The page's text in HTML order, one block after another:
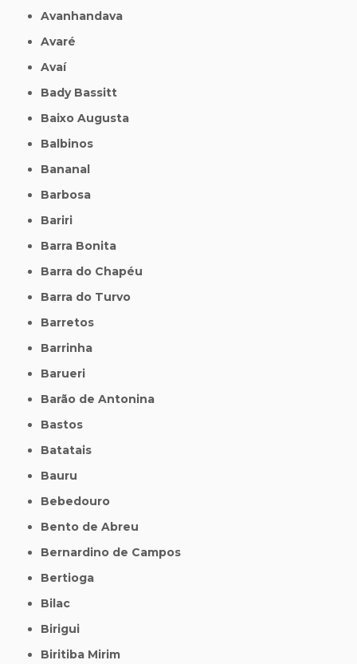
Avanhandava
Avaré
Avaí
Bady Bassitt
Baixo Augusta
Balbinos
Bananal
Barbosa
Bariri
Barra Bonita
Barra do Chapéu
Barra do Turvo
Barretos
Barrinha
Barueri
Barão de Antonina
Bastos
Batatais
Bauru
Bebedouro
Bento de Abreu
Bernardino de Campos
Bertioga
Bilac
Birigui
Biritiba Mirim